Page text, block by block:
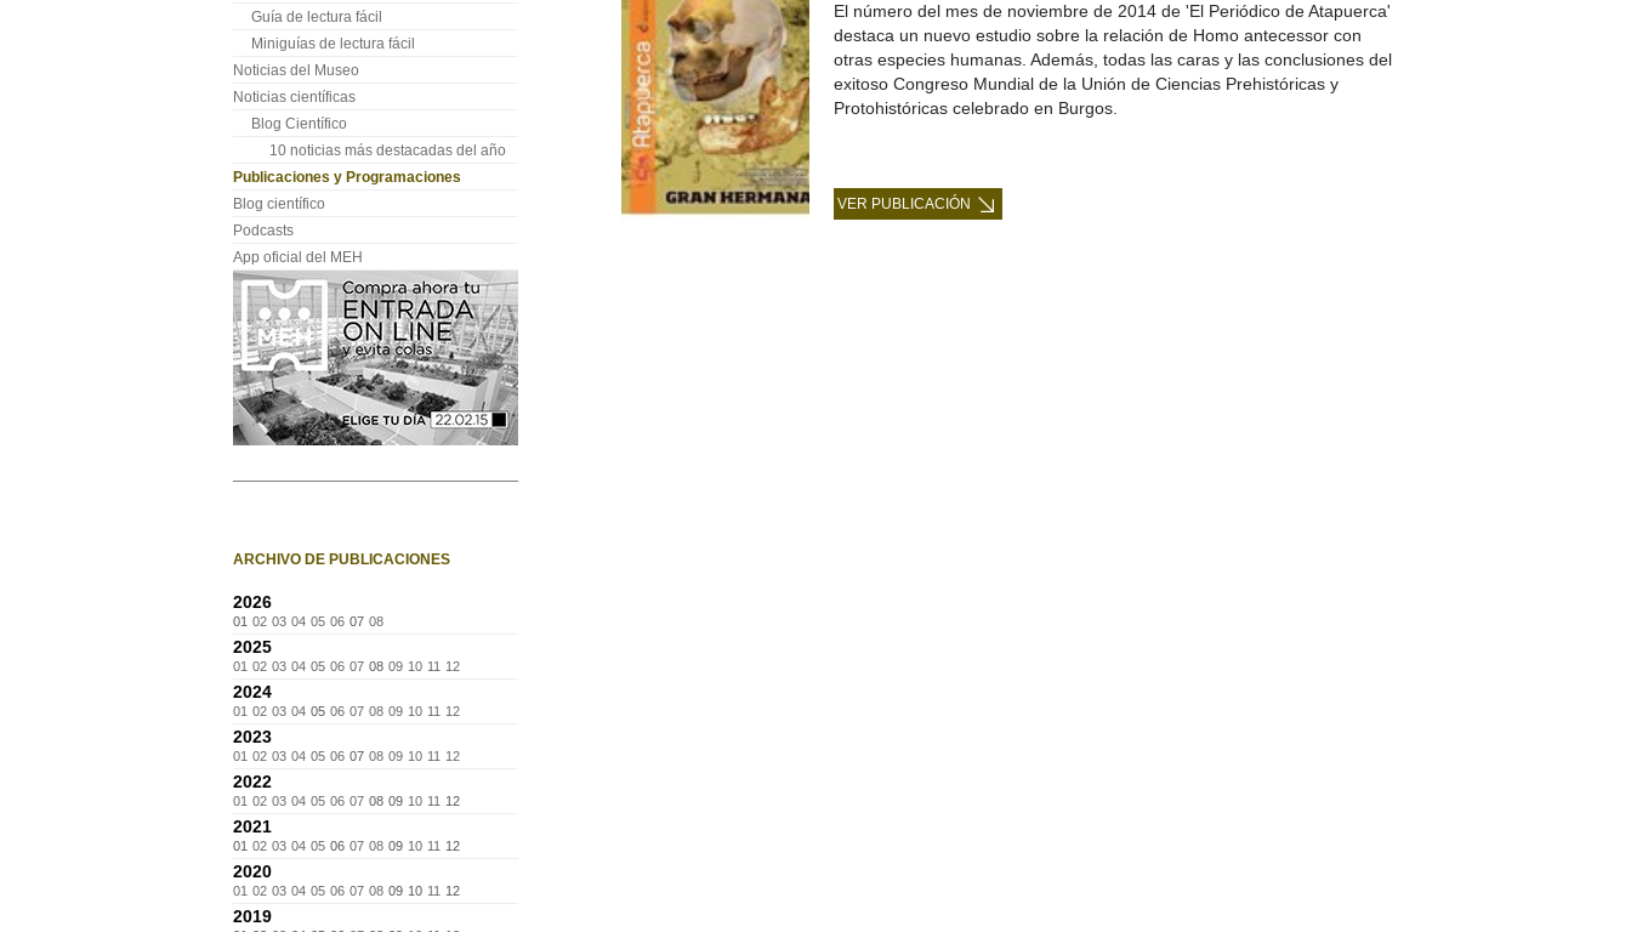
Guía de lectura fácil
Miniguías de lectura fácil
Noticias del Museo
Noticias científicas
Blog Científico
10 noticias más destacadas del año
Publicaciones y Programaciones
Blog científico
Podcasts
App oficial del MEH
ARCHIVO DE PUBLICACIONES
2026
01 02 03 04 05 06 07 08
2025
01 02 03 04 05 06 07 08 09 10 11 12
2024
01 02 03 04 05 06 07 08 09 10 11 12
2023
01 02 03 04 05 06 07 08 09 10 11 12
2022
01 02 03 04 05 06 07 08 09 10 11 12
2021
01 02 03 04 05 06 07 08 09 10 11 12
2020
01 02 03 04 05 06 07 08 09 10 11 12
2019
El número del mes de noviembre de 2014 de 'El Periódico de Atapuerca'
destaca un nuevo estudio sobre la relación de Homo antecessor con
otras especies humanas. Además, todas las caras y las conclusiones del
exitoso Congreso Mundial de la Unión de Ciencias Prehistóricas y
Protohistóricas celebrado en Burgos.
VER PUBLICACIÓN